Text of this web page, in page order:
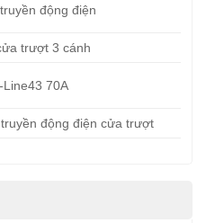
động điện
trượt 3 cánh
Line43 70A
động điện cửa trượt